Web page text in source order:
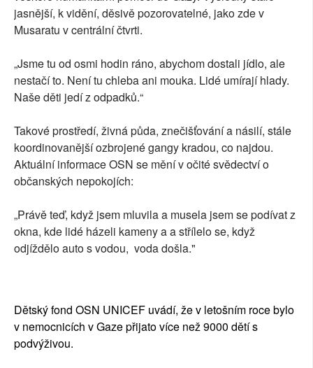
jasnější, k vidění, děsivě pozorovatelné, jako zde v
Musaratu v centrální čtvrti.
„Jsme tu od osmi hodin ráno, abychom dostali jídlo, ale
nestačí to. Není tu chleba ani mouka. Lidé umírají hlady.
Naše děti jedí z odpadků.“
Takové prostředí, živná půda, znečišťování a násilí, stále
koordinovanější ozbrojené gangy kradou, co najdou.
Aktuální informace OSN se mění v očité svědectví o
občanských nepokojích:
„Právě teď, když jsem mluvila a musela jsem se podívat z
okna, kde lidé házeli kameny a a střílelo se, když
odjíždělo auto s vodou, voda došla."
Dětský fond OSN UNICEF uvádí, že v letošním roce bylo
v nemocnicích v Gaze přijato více než 9000 dětí s
podvýživou.